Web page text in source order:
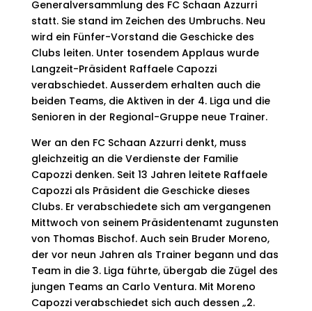
Generalversammlung des FC Schaan Azzurri
statt. Sie stand im Zeichen des Umbruchs. Neu
wird ein Fünfer-Vorstand die Geschicke des
Clubs leiten. Unter tosendem Applaus wurde
Langzeit-Präsident Raffaele Capozzi
verabschiedet. Ausserdem erhalten auch die
beiden Teams, die Aktiven in der 4. Liga und die
Senioren in der Regional-Gruppe neue Trainer.
Wer an den FC Schaan Azzurri denkt, muss
gleichzeitig an die Verdienste der Familie
Capozzi denken. Seit 13 Jahren leitete Raffaele
Capozzi als Präsident die Geschicke dieses
Clubs. Er verabschiedete sich am vergangenen
Mittwoch von seinem Präsidentenamt zugunsten
von Thomas Bischof. Auch sein Bruder Moreno,
der vor neun Jahren als Trainer begann und das
Team in die 3. Liga führte, übergab die Zügel des
jungen Teams an Carlo Ventura. Mit Moreno
Capozzi verabschiedet sich auch dessen „2.